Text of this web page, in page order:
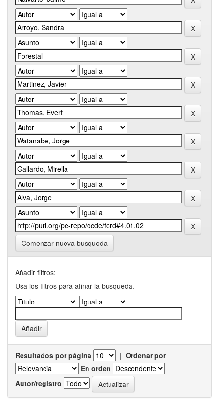
Comenzar nueva busqueda
Añadir filtros:
Usa los filtros para afinar la busqueda.
Resultados por página | Ordenar por
En orden
Autor/registro